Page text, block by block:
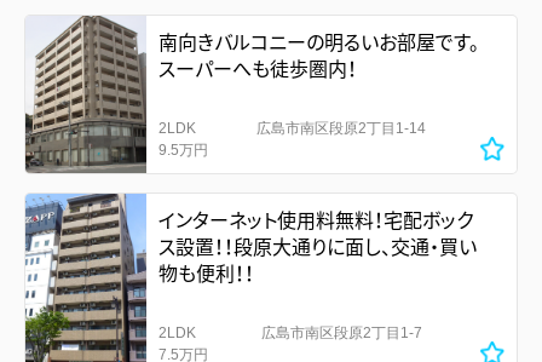
南向きバルコニーの明るいお部屋です。
スーパーへも徒歩圏内！
2LDK
9.5万円
広島市南区段原2丁目1-14
インターネット使用料無料！宅配ボック
ス設置！！段原大通りに面し、交通・買い
物も便利！！
2LDK
7.5万円
広島市南区段原2丁目1-7